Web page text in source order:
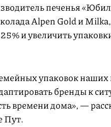
печенья
Alpen Gold и
и увеличить
упаковок наших
бренды к
времени дома», —
Пут.